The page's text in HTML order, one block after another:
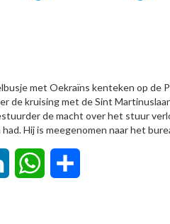
met Oekraïns kenteken op de
de kruising met de Sint
de macht over het stuur
Hij is meegenomen naar het
LinkedIn WhatsApp